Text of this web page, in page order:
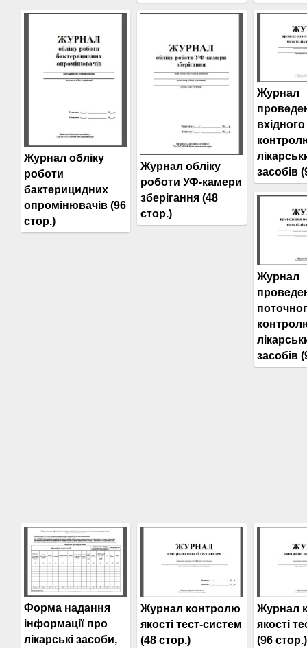
Журнал обліку
роботи
бактерицидних
опромінювачів (96
стор.)
Журнал обліку
роботи УФ-камери
зберігання (48
стор.)
Журнал
вхідного
засобів
Журнал
засобів
Форма надання
інформації про
лікарські засоби,
Журнал контролю
якості тест-систем
(48 стор.)
Журнал
якості
(96 стор.)